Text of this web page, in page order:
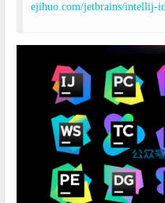
ejihuo.com/jetbrains/intellij-